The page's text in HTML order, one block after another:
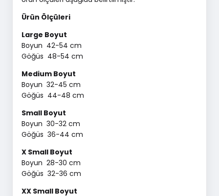
Ürün Ölçüleri
Large Boyut
Boyun 42-54 cm
Göğüs 48-54 cm
Medium Boyut
Boyun 32-45 cm
Göğüs 44-48 cm
Small Boyut
Boyun 30-32 cm
Göğüs 36-44 cm
X Small Boyut
Boyun 28-30 cm
Göğüs 32-36 cm
XX Small Boyut